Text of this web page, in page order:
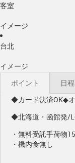
客室
イメージ
台北
イメージ
ポイント
日
◆カード決済OK◆
◆北海道・函館発/
・無料受託手荷物
・機内食無し